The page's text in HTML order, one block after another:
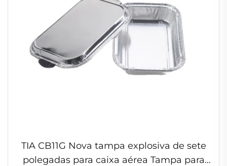
TIA CB11G Nova tampa explosiva de sete
polegadas para caixa aérea Tampa para